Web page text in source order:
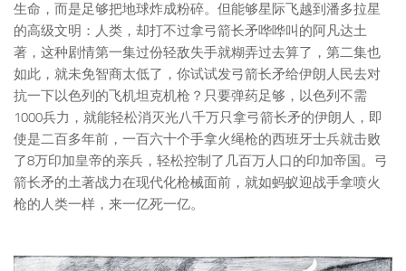
生命，而是足够把地球炸成粉碎。但能够星际飞越到潘多拉星
的高级文明：人类，却打不过拿弓箭长矛哗哗叫的阿凡达土
著，这种剧情第一集过份轻敌失手就糊弄过去算了，第二集也
如此，就未免智商太低了，你试试发弓箭长矛给伊朗人民去对
抗一下以色列的飞机坦克机枪？只要弹药足够，以色列不需
1000兵力，就能轻松消灭光八千万只拿弓箭长矛的伊朗人，即
使是二百多年前，一百六十个手拿火绳枪的西班牙士兵就击败
了8万印加皇帝的亲兵，轻松控制了几百万人口的印加帝国。弓
箭长矛的土著战力在现代化枪械面前，就如蚂蚁迎战手拿喷火
枪的人类一样，来一亿死一亿。